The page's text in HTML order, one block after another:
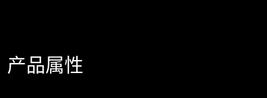
产品属性